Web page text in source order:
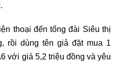
thoại đến tổng đài Siêu thị
rồi dùng tên giả đặt mua 1
với giá 5,2 triệu đồng và yêu